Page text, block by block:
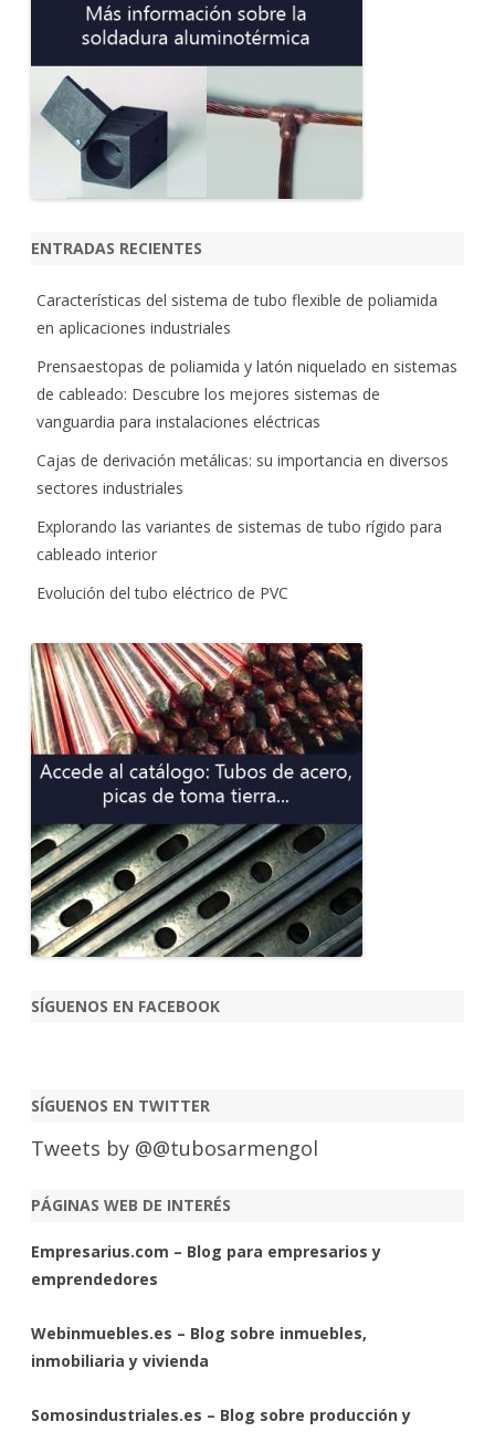
ENTRADAS RECIENTES
Características del sistema de tubo flexible de poliamida
en aplicaciones industriales
Prensaestopas de poliamida y latón niquelado en sistemas
de cableado: Descubre los mejores sistemas de
vanguardia para instalaciones eléctricas
Cajas de derivación metálicas: su importancia en diversos
sectores industriales
Explorando las variantes de sistemas de tubo rígido para
cableado interior
Evolución del tubo eléctrico de PVC
SÍGUENOS EN FACEBOOK
SÍGUENOS EN TWITTER
Tweets by @@tubosarmengol
PÁGINAS WEB DE INTERÉS
Empresarius.com – Blog para empresarios y
emprendedores
Webinmuebles.es – Blog sobre inmuebles,
inmobiliaria y vivienda
Somosindustriales.es – Blog sobre producción y